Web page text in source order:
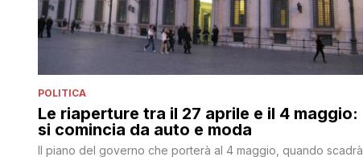
POLITICA
Le riaperture tra il 27 aprile e il 4 maggio:
si comincia da auto e moda
Il piano del governo che porterà al 4 maggio, quando scadrà